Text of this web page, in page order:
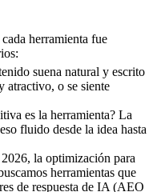
herramienta fue
suena natural y escrito
atractivo, o se siente
es la herramienta? La
fluido desde la idea hasta
la optimización para
herramientas que
de respuesta de IA (AEO